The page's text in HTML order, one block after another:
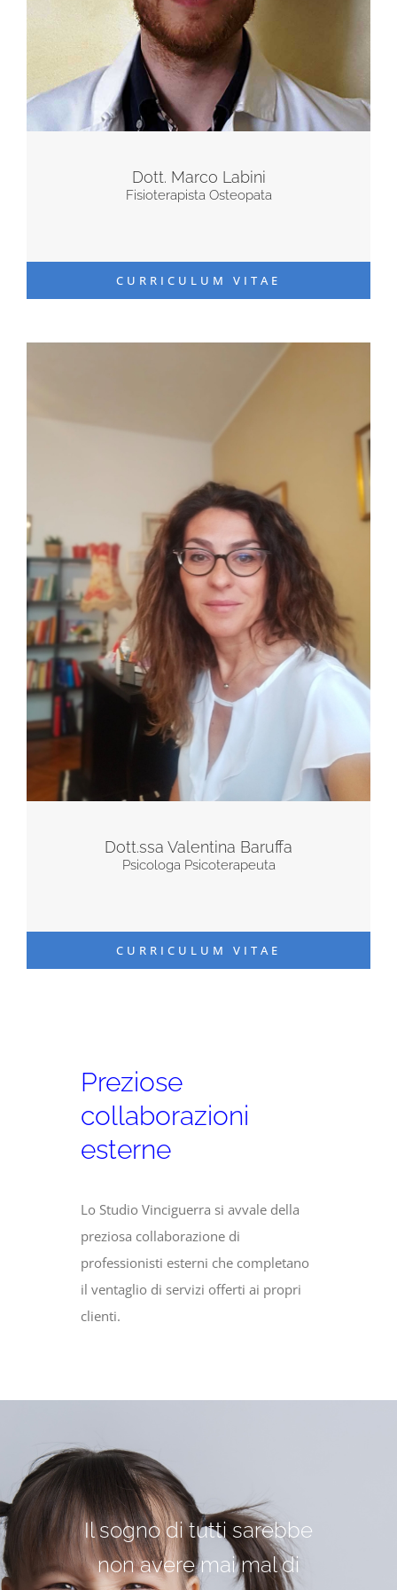
Dott. Marco Labini
Fisioterapista Osteopata
CURRICULUM VITAE
Dott.ssa Valentina Baruffa
Psicologa Psicoterapeuta
CURRICULUM VITAE
Preziose
collaborazioni
esterne
Lo Studio Vinciguerra si avvale della
preziosa collaborazione di
professionisti esterni che completano
il ventaglio di servizi offerti ai propri
clienti.
Il sogno di tutti sarebbe
non avere mai mal di
Nell’opinione comune
ci si reca dal dentista
Chi effettua
regolarmente visite di